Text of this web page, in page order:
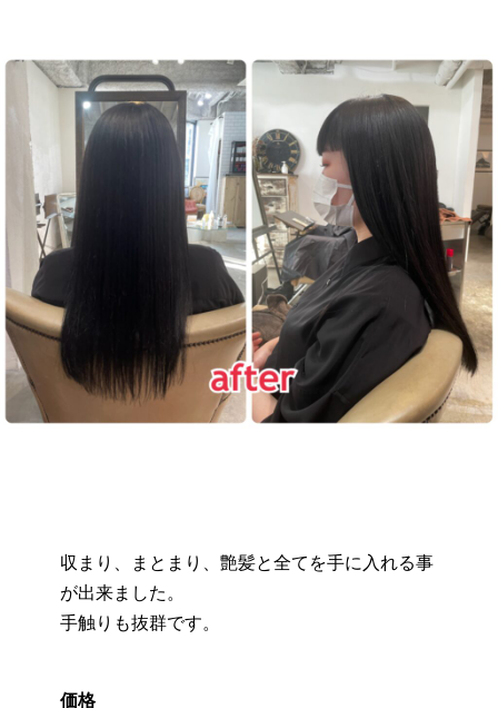
収まり、まとまり、艶髪と全てを手に入れる事
が出来ました。
手触りも抜群です。
価格